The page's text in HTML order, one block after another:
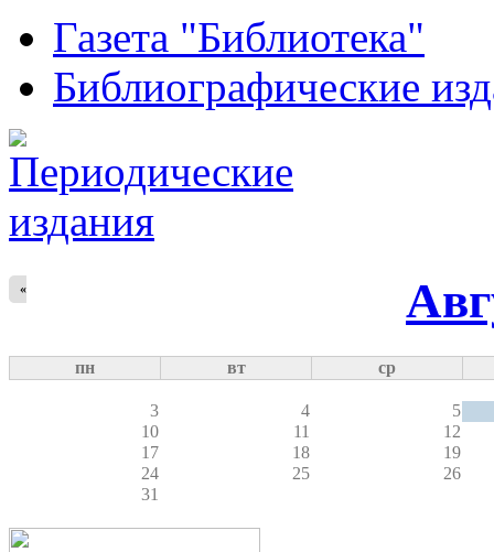
Газета "Библиотека"
Библиографические
«
пн вт ср
3 4
5
10
11
12
17
18
19
24
25
26
31